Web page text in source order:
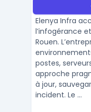
Elenya Infra
l’infogérance
Rouen.
postes,
approche
à jour,
incident. Le ...